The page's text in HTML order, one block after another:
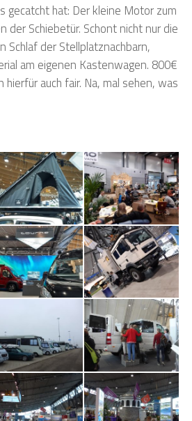
gecatcht hat: Der kleine Motor zum
der Schiebetür. Schont nicht nur die
Schlaf der Stellplatznachbarn,
am eigenen Kastenwagen. 800€
hierfür auch fair. Na, mal sehen, was